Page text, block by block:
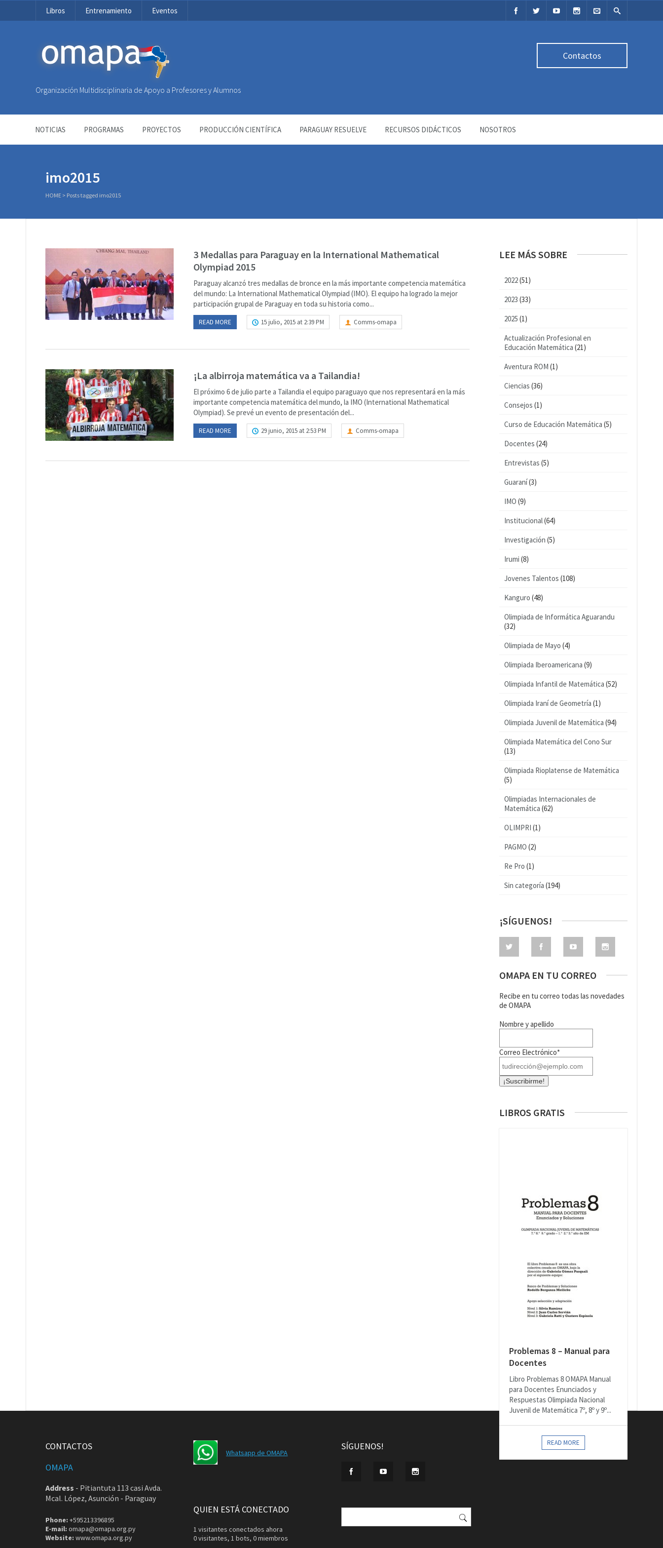
Libros Entrenamiento Eventos
OMAPA
Organización Multidisciplinaria de Apoyo a Profesores y Alumnos
Contactos
NOTICIAS PROGRAMAS PROYECTOS PRODUCCIÓN CIENTÍFICA PARAGUAY RESUELVE RECURSOS DIDÁCTICOS NOSOTROS
imo2015
HOME > Posts tagged imo2015
3 Medallas para Paraguay en la International Mathematical
Olympiad 2015
Paraguay alcanzó tres medallas de bronce en la más importante competencia matemática
del mundo: La International Mathematical Olympiad (IMO). El equipo ha logrado la mejor
participación grupal de Paraguay en toda su historia como...
READ MORE 15 julio, 2015 at 2:39 PM Comms-omapa
¡La albirroja matemática va a Tailandia!
El próximo 6 de julio parte a Tailandia el equipo paraguayo que nos representará en la más
importante competencia matemática del mundo, la IMO (International Mathematical
Olympiad). Se prevé un evento de presentación del...
READ MORE 29 junio, 2015 at 2:53 PM Comms-omapa
LEE MÁS SOBRE
2022(51)
2023 (33)
2025 (1)
Actualización Profesional en
Educación Matemática (21)
Aventura ROM (1)
Ciencias (36)
Consejos (1)
Curso de Educación Matemática (5)
Docentes (24)
Entrevistas (5)
Guaraní(3)
IMO (9)
Institucional(64)
Investigación (5)
Irumi (8)
Jovenes Talentos (108)
Kanguro (48)
Olimpiada de Informática Aguarandu
(32)
Olimpiada de Mayo (4)
Olimpiada Iberoamericana (9)
Olimpiada Infantil de Matemática (52)
Olimpiada Iraní de Geometría (1)
Olimpiada Juvenil de Matemática (94)
Olimpiada Matemática del Cono Sur
(13)
Olimpiada Rioplatense de Matemática
(5)
Olimpiadas Internacionales de
Matemática (62)
OLIMPRI (1)
PAGMO (2)
Re Pro (1)
Sin categoría (194)
¡SÍGUENOS!
OMAPA EN TU CORREO
Recibe en tu correo todas las novedades
de OMAPA
Nombre y apellido
Correo Electrónico*
LIBROS GRATIS
Problemas 8 – Manual para
Docentes
Libro Problemas 8 OMAPA Manual
para Docentes Enunciados y
Respuestas Olimpiada Nacional
Juvenil de Matemática 7º, 8º y 9º...
READ MORE
CONTACTOS
OMAPA
Address - Pitiantuta 113 casi Avda.
Mcal. López, Asunción - Paraguay
Phone: +595213396895
E-mail: omapa@omapa.org.py
Website: www.omapa.org.py
Whatsapp de OMAPA
SÍGUENOS!
QUIEN ESTÁ CONECTADO
1 visitantes conectados ahora
0 visitantes, 1 bots, 0 miembros
Buscar: